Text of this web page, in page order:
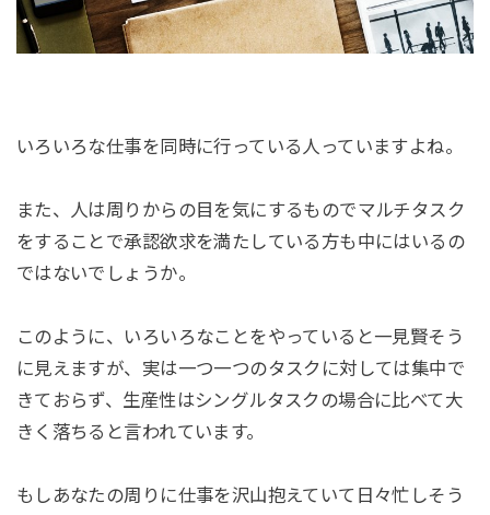
いろいろな仕事を同時に行っている人っていますよね。
また、人は周りからの目を気にするものでマルチタスク
をすることで承認欲求を満たしている方も中にはいるの
ではないでしょうか。
このように、いろいろなことをやっていると一見賢そう
に見えますが、実は一つ一つのタスクに対しては集中で
きておらず、生産性はシングルタスクの場合に比べて大
きく落ちると言われています。
もしあなたの周りに仕事を沢山抱えていて日々忙しそう